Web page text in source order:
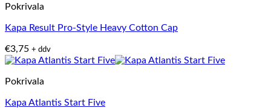
Pokrivala
Kapa Result Pro-Style Heavy Cotton Cap
€3,75 + ddv
Pokrivala
Kapa Atlantis Start Five